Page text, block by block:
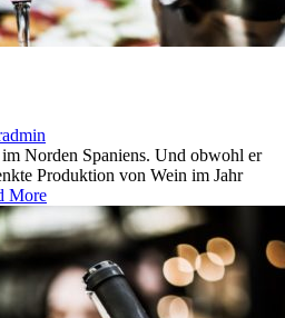
Norden Spaniens. Und obwohl er
Produktion von Wein im Jahr
More